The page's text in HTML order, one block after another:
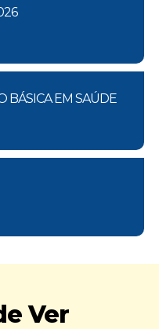
BÁSICA EM SAÚDE
Ver